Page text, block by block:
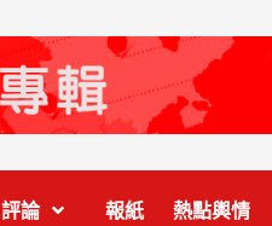
評論 報紙 熱點輿情